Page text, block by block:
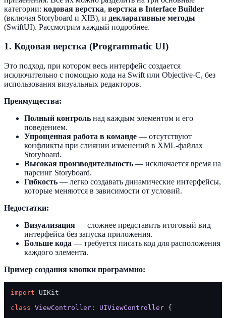
категории: кодовая верстка, верстка в Interface Builder
(включая Storyboard и XIB), и декларативные методы
(SwiftUI). Рассмотрим каждый подробнее.
1. Кодовая верстка (Programmatic UI)
Это подход, при котором весь интерфейс создается
исключительно с помощью кода на Swift или Objective-C, без
использования визуальных редакторов.
Преимущества:
Полный контроль над каждым элементом и его
поведением.
Упрощенная работа в команде — отсутствуют
конфликты при слиянии изменений в XML-файлах
Storyboard.
Высокая производительность — исключается время на
парсинг Storyboard.
Гибкость — легко создавать динамические интерфейсы,
которые меняются в зависимости от условий.
Недостатки:
Визуализация — сложнее представить итоговый вид
интерфейса без запуска приложения.
Больше кода — требуется писать код для расположения
каждого элемента.
Пример создания кнопки программно:
import UIKit
class ViewController : UIViewController {